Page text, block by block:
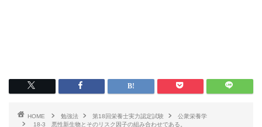
HOME 勉強法 第18回栄養士実力認定試験
公衆栄養学
18-3 悪性新生物とそのリスク因子の組み合わせである。